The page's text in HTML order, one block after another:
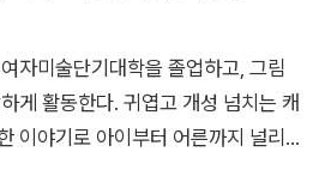
자미술단기대학을 졸업하고, 그림
게 활동한다. 귀엽고 개성 넘치는 캐
이야기로 아이부터 어른까지 널리